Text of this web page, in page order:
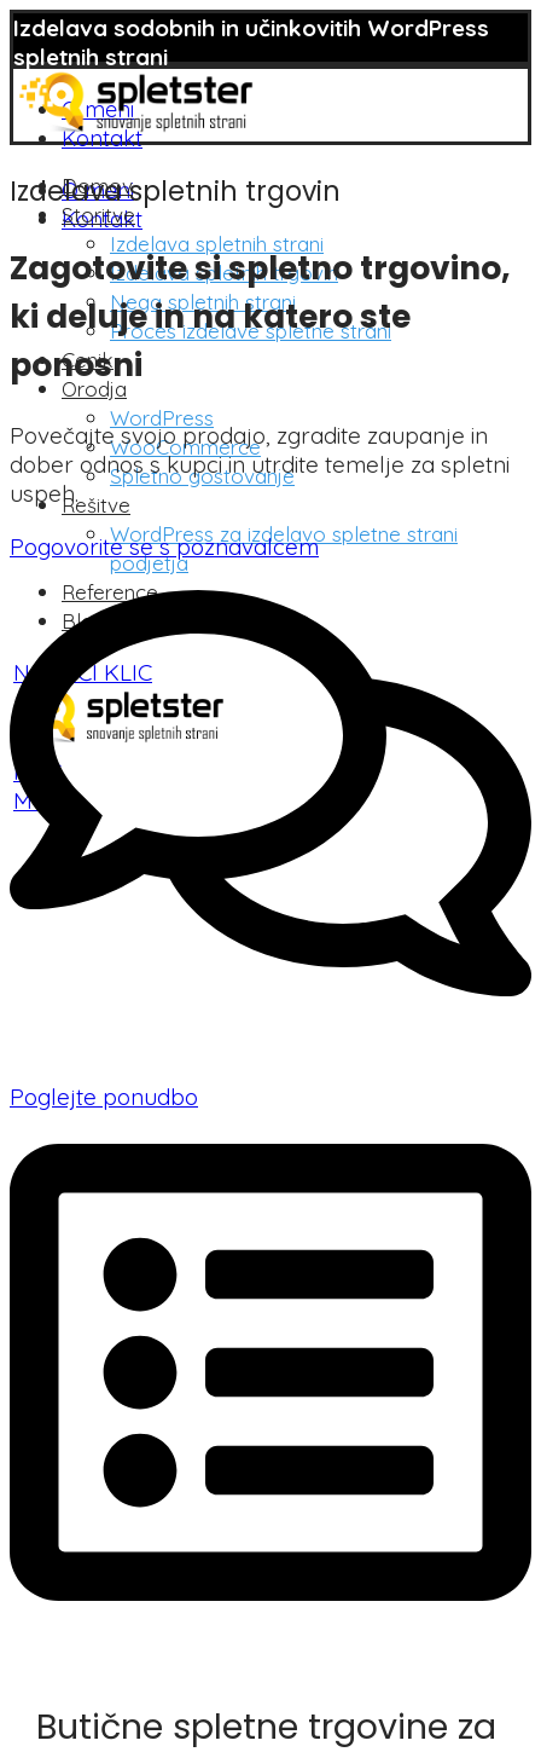
Izdelava sodobnih in učinkovitih WordPress
spletnih strani
O meni
Kontakt
O meni
Kontakt
Domov
Storitve
Izdelava spletnih strani
Izdelava spletnih trgovin
Nega spletnih strani
Proces izdelave spletne strani
Cenik
Orodja
WordPress
WooCommerce
Spletno gostovanje
Rešitve
WordPress za izdelavo spletne strani
podjetja
Reference
Blog
NAROČI KLIC
KLIC
Meni
Izdelava spletnih trgovin
Zagotovite si spletno trgovino,
ki deluje in na katero ste
ponosni
Povečajte svojo prodajo, zgradite zaupanje in
dober odnos s kupci in utrdite temelje za spletni
uspeh.
Pogovorite se s poznavalcem
Poglejte ponudbo
Butične spletne trgovine za